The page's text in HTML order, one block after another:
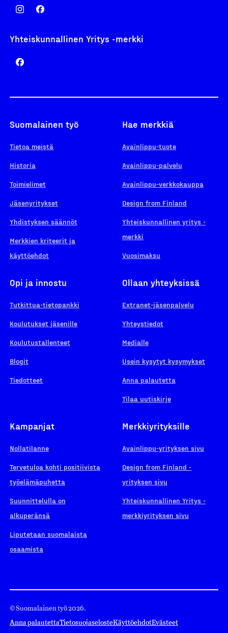
Yhteiskunnallinen Yritys -merkki
Suomalainen työ
Tietoa meistä
Historia
Toimielimet
Jäsenyritykset
Yhdistyksen säännöt
Merkkien kriteerit ja
käyttöehdot
Hae merkkiä
Avainlippu-tuote
Avainlippu-palvelu
Avainlippu-verkkokauppa
Design from Finland
Yhteiskunnallinen yritys -
merkki
Vuosimaksu
Opi ja innostu
Tutkittua-tietopankki
Koulutukset jäsenille
Koulutustallenteet
Blogit
Tiedotteet
Ollaan yhteyksissä
Extranet-jäsenpalvelu
Yhteystiedot
Medialle
Usein kysytyt kysymykset
Anna palautetta
Tilaa uutiskirje
Kampanjat
Nollatilanne
Tervetuloa kohti positiivista
työelämäpuhetta
Suunnittelulla on
alkuperänsä
Liputetaan suomalaista
osaamista
Merkkiyrityksille
Avainlippu-yrityksen sivu
Design from Finland -
yrityksen sivu
Yhteiskunnallinen Yritys -
merkkiyrityksen sivu
© Suomalainen työ 2026.
Anna palautettaTietosuojaselosteKäyttöehdotEvästeet